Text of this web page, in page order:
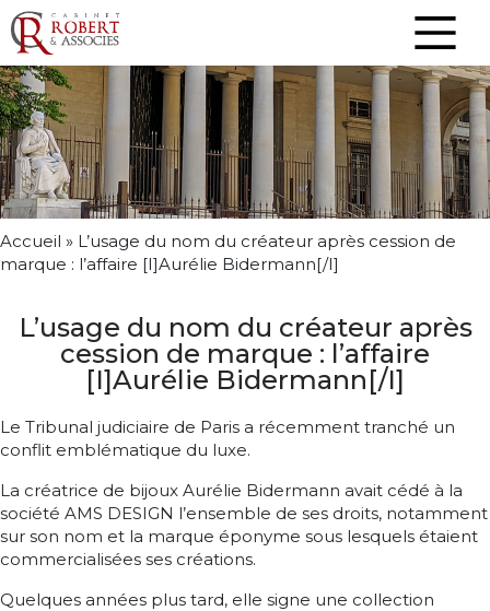
Accueil » L’usage du nom du créateur après cession de
marque : l’affaire [I]Aurélie Bidermann[/I]
L’usage du nom du créateur après
cession de marque : l’affaire
[I]Aurélie Bidermann[/I]
Le Tribunal judiciaire de Paris a récemment tranché un
conflit emblématique du luxe.
La créatrice de bijoux Aurélie Bidermann avait cédé à la
société AMS DESIGN l’ensemble de ses droits, notamment
sur son nom et la marque éponyme sous lesquels étaient
commercialisées ses créations.
Quelques années plus tard, elle signe une collection